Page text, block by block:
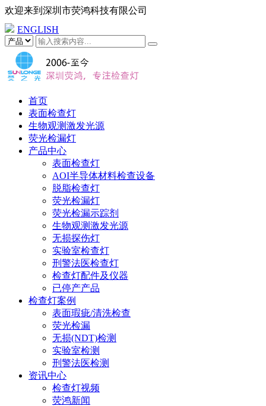
欢迎来到 深圳市荧鸿科技有限公司
ENGLISH
首页
表面检查灯
生物观测激发光源
荧光检漏灯
产品中心
表面检查灯
AOI半导体材料检查设备
脱脂检查灯
荧光检漏灯
荧光检漏示踪剂
生物观测激发光源
无损探伤灯
实验室检查灯
刑警法医检查灯
检查灯配件及仪器
已停产产品
检查灯案例
表面瑕疵/清洗检查
荧光检漏
无损(NDT)检测
实验室检测
刑警法医检测
资讯中心
检查灯视频
荧鸿新闻